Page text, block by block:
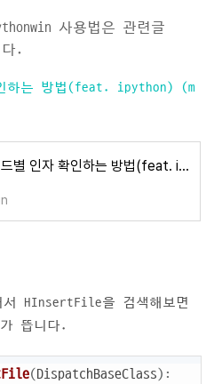
사용법은 관련글
.
하는 방법(feat. ipython) (m
한/글 메서드별 인자 확인하는 방법(feat. ipython)
서 HInsertFile을 검색해보면
뜹니다.
(DispatchBaseClass) :Copy